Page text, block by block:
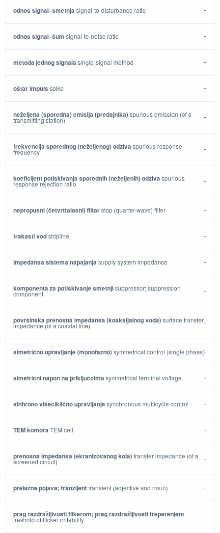
odnos signal–smetnjasignal-to-disturbance ratio
odnos signal–šum signal-to-noise ratio
metoda jednog signalasingle-signal method
oštar impuls spike
neželjena (sporedna) emisija (predajnika)spurious emission (of a
transmitting station)
frekvencija sporednog (neželjenog) odzivaspurious response
frequency
koeficijent potiskivanja sporednih (neželjenih) odzivaspurious
response rejection ratio
nepropusni (četvrttalasni) filtarstop (quarter-wave) filter
trakasti vodstripline
impedansa sistema napajanjasupply system impedance
komponenta za potiskivanje smetnjisuppressor; suppression
component
površinska prenosna impedansa (koaksijalnog voda)surface transfer
impedance (of a coaxial line)
simetrično upravljanje (monofazno)symmetrical control (single phase)
simetrični napon na priključcimasymmetrical terminal voltage
sinhrono višeciklično upravljanjesynchronous multicycle control
TEM komoraTEM cell
prenosna impedansa (ekranizovanog kola)transfer impedance (of a
screened circuit)
prelazna pojava; tranzijenttransient (adjective and noun)
prag razdražljivosti flikerom; prag razdražljivosti treperenjem
treshold of flicker irritability